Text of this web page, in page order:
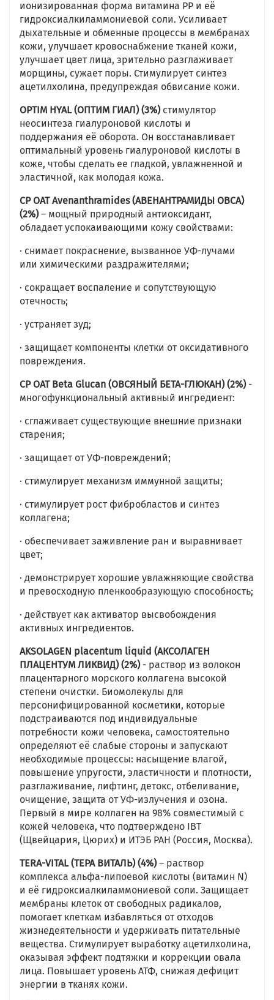
ионизированная форма витамина РР и её
гидроксиалкиламмониевой соли. Усиливает
дыхательные и обменные процессы в мембранах
кожи, улучшает кровоснабжение тканей кожи,
улучшает цвет лица, зрительно разглаживает
морщины, сужает поры. Стимулирует синтез
ацетилхолина, предупреждая обвисание кожи.
OPTIM HYAL (ОПТИМ ГИАЛ) (3%)стимулятор
неосинтеза гиалуроновой кислоты и
поддержания её оборота. Он восстанавливает
оптимальный уровень гиалуроновой кислоты в
коже, чтобы сделать ее гладкой, увлажненной и
эластичной, как молодая кожа.
CP OAT Avenanthramides (АВЕНАНТРАМИДЫ ОВСА)
(2%)– мощный природный антиоксидант,
обладает успокаивающими кожу свойствами:
· снимает покраснение, вызванное УФ-лучами
или химическими раздражителями;
· сокращает воспаление и сопутствующую
отечность;
· устраняет зуд;
· защищает компоненты клетки от оксидативного
повреждения.
CP OAT Beta Glucan (ОВСЯНЫЙ БЕТА-ГЛЮКАН) (2%)-
многофункциональный активный ингредиент:
· сглаживает существующие внешние признаки
старения;
· защищает от УФ-повреждений;
· стимулирует механизм иммунной защиты;
· стимулирует рост фибробластов и синтез
коллагена;
· обеспечивает заживление ран и выравнивает
цвет;
· демонстрирует хорошие увлажняющие свойства
и превосходную пленкообразующую способность;
· действует как активатор высвобождения
активных ингредиентов.
AKSOLAGEN placentum liquid (АКСОЛАГЕН
ПЛАЦЕНТУМ ЛИКВИД) (2%)- раствор из волокон
плацентарного морского коллагена высокой
степени очистки. Биомолекулы для
персонифицированной косметики, которые
подстраиваются под индивидуальные
потребности кожи человека, самостоятельно
определяют её слабые стороны и запускают
необходимые процессы: насыщение влагой,
повышение упругости, эластичности и плотности,
разглаживание, лифтинг, детокс, отбеливание,
очищение, защита от УФ-излучения и озона.
Первый в мире коллаген на 98% совместимый с
кожей человека, что подтверждено IBT
(Щвейцария, Цюрих) и ИТЭБ РАН (Россия, Москва).
TERA-VITAL (ТЕРА ВИТАЛЬ) (4%)– раствор
комплекса альфа-липоевой кислоты (витамин N)
и её гидроксиалкиламмониевой соли. Защищает
мембраны клеток от свободных радикалов,
помогает клеткам избавляться от отходов
жизнедеятельности и удерживать питательные
вещества. Стимулирует выработку ацетилхолина,
оказывая эффект подтяжки и коррекции овала
лица. Повышает уровень АТФ, снижая дефицит
энергии в тканях кожи.